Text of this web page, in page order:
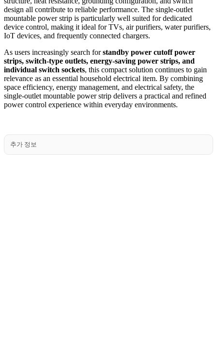
design all contribute to reliable performance. The single-outlet
mountable power strip is particularly well suited for dedicated
device control, making it ideal for TVs, air purifiers, water purifiers,
IoT devices, and frequently connected chargers.
As users increasingly search forstandby power cutoff power
strips, switch-type outlets, energy-saving power strips, and
individual switch sockets, this compact solution continues to gain
relevance as an essential household electrical item. By combining
space efficiency, energy management, and electrical safety, the
single-outlet mountable power strip delivers a practical and refined
power control experience within everyday environments.
추가 정보